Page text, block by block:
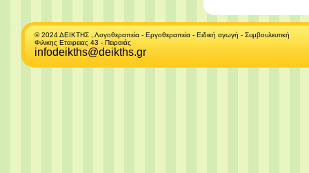
© 2024 ΔΕΙΚΤΗΣ , Λογοθεραπεία - Εργοθεραπεία - Ειδική αγωγή - Συμβουλευτική
Φιλικης Εταιρειας 43 - Πειραιάς
infodeikths@deikths.gr